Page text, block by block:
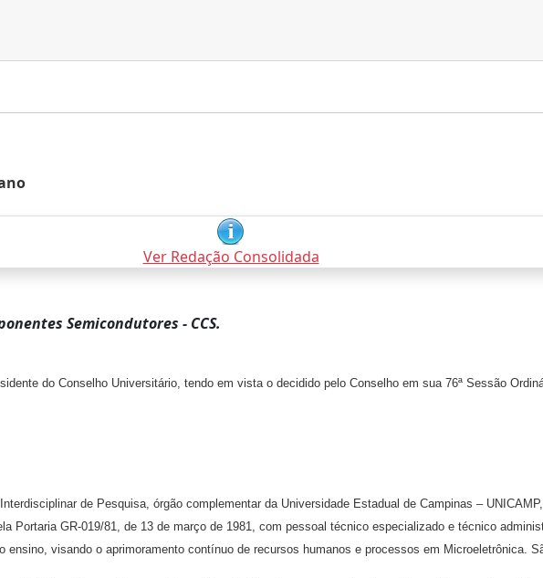
Ver Redação Consolidada
Semicondutores - CCS.
do Conselho Universitário, tendo em vista o decidido pelo Conselho em sua 76ª Sessão
de Pesquisa, órgão complementar da Universidade Estadual de Campinas –
Portaria GR-019/81, de 13 de março de 1981, com pessoal técnico especializado e técnico
visando o aprimoramento contínuo de recursos humanos e processos em Microeletrônica.